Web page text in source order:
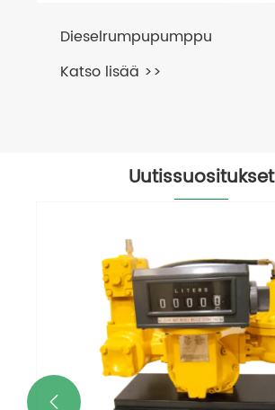
Dieselrumpupumppu
Katso lisää >>
Uutissuositukset
